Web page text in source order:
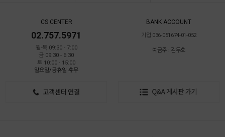
CS CENTER
02.757.5971
월-목 09:30 - 7:00
금 09:30 - 6:30
토 10:00 - 15:00
일요일/공휴일 휴무
BANK ACCOUNT
기업 036-051674-01-052
예금주 : 김두호